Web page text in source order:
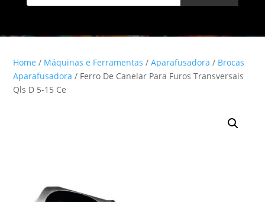
Home / Máquinas e Ferramentas /Aparafusadora / Brocas
Aparafusadora / Ferro De Canelar Para Furos Transversais
Qls D 5-15 Ce